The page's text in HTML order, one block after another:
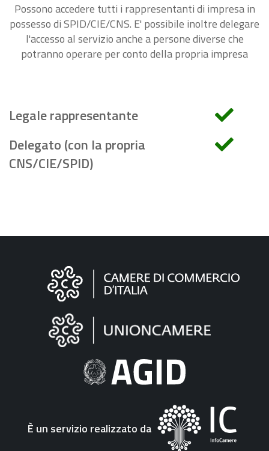
Possono accedere tutti i rappresentanti di impresa in
possesso di SPID/CIE/CNS. E' possibile inoltre delegare
l'accesso al servizio anche a persone diverse che
potranno operare per conto della propria impresa
Legale rappresentante
Delegato (con la propria
CNS/CIE/SPID)
Informazioni
"Fattura
Elettronica"
È un servizio realizzato da